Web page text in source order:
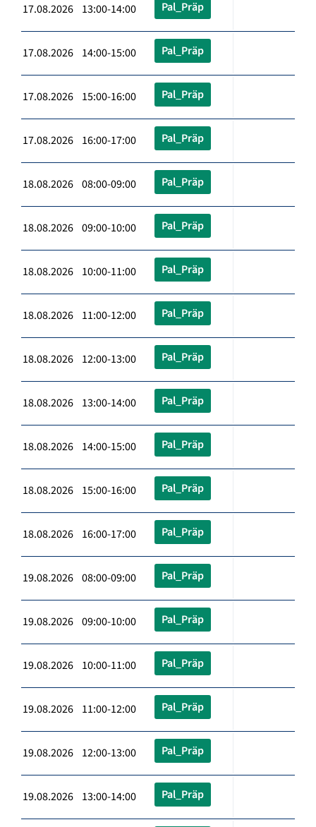
17.08.2026 13:00-14:00 Pal_Präp
17.08.2026 14:00-15:00 Pal_Präp
17.08.2026 15:00-16:00 Pal_Präp
17.08.2026 16:00-17:00 Pal_Präp
18.08.2026 08:00-09:00 Pal_Präp
18.08.2026 09:00-10:00 Pal_Präp
18.08.2026 10:00-11:00 Pal_Präp
18.08.2026 11:00-12:00 Pal_Präp
18.08.2026 12:00-13:00 Pal_Präp
18.08.2026 13:00-14:00 Pal_Präp
18.08.2026 14:00-15:00 Pal_Präp
18.08.2026 15:00-16:00 Pal_Präp
18.08.2026 16:00-17:00 Pal_Präp
19.08.2026 08:00-09:00 Pal_Präp
19.08.2026 09:00-10:00 Pal_Präp
19.08.2026 10:00-11:00 Pal_Präp
19.08.2026 11:00-12:00 Pal_Präp
19.08.2026 12:00-13:00 Pal_Präp
19.08.2026 13:00-14:00 Pal_Präp